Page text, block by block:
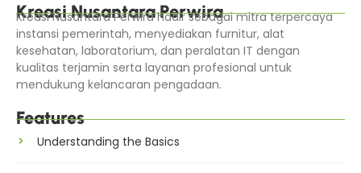
Kreasi Nusantara Perwira
Kreasi Nusantara Perwira hadir sebagai mitra terpercaya
instansi pemerintah, menyediakan furnitur, alat
kesehatan, laboratorium, dan peralatan IT dengan
kualitas terjamin serta layanan profesional untuk
mendukung kelancaran pengadaan.
Features
Understanding the Basics